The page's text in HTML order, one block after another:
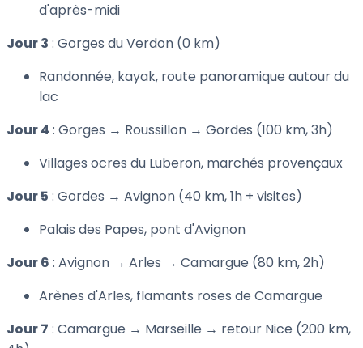
d'après-midi
Jour 3 : Gorges du Verdon (0 km)
Randonnée, kayak, route panoramique autour du
lac
Jour 4 : Gorges → Roussillon → Gordes (100 km, 3h)
Villages ocres du Luberon, marchés provençaux
Jour 5 : Gordes → Avignon (40 km, 1h + visites)
Palais des Papes, pont d'Avignon
Jour 6 : Avignon → Arles → Camargue (80 km, 2h)
Arènes d'Arles, flamants roses de Camargue
Jour 7 : Camargue → Marseille → retour Nice (200 km,